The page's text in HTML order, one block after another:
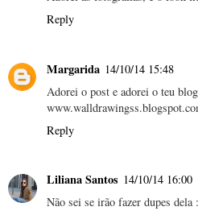
Reply
Margarida 14/10/14 15:48
Adorei o post e adorei o teu
Reply
Liliana Santos 14/10/14 16:00
Não sei se irão fazer dupes dela